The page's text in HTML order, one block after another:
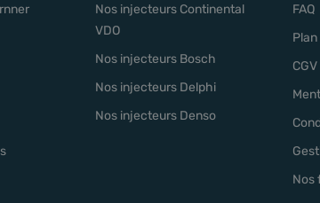
Nos injecteurs Continental
VDO
Nos injecteurs Bosch
Nos injecteurs Delphi
Nos injecteurs Denso
FAQ
CGV
Nos